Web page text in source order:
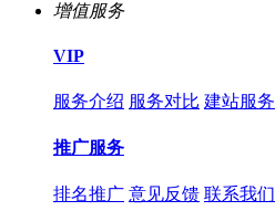
增值服务
VIP
服务介绍 服务对比 建站服务
推广服务
排名推广 意见反馈 联系我们